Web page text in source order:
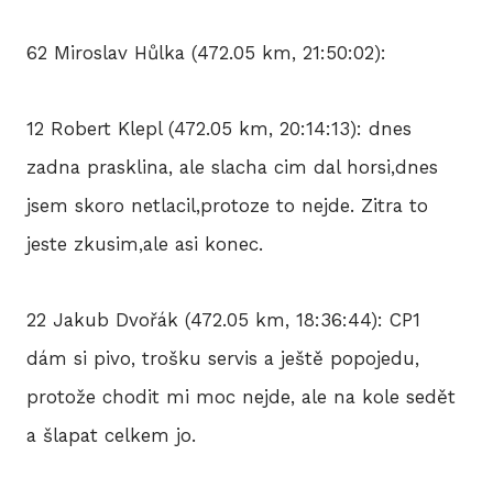
62 Miroslav Hůlka (472.05 km, 21:50:02):
12 Robert Klepl (472.05 km, 20:14:13): dnes
zadna prasklina, ale slacha cim dal horsi,dnes
jsem skoro netlacil,protoze to nejde. Zitra to
jeste zkusim,ale asi konec.
22 Jakub Dvořák (472.05 km, 18:36:44): CP1
dám si pivo, trošku servis a ještě popojedu,
protože chodit mi moc nejde, ale na kole sedět
a šlapat celkem jo.